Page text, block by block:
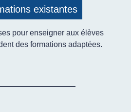
existantes
pour enseigner aux élèves
des formations adaptées.